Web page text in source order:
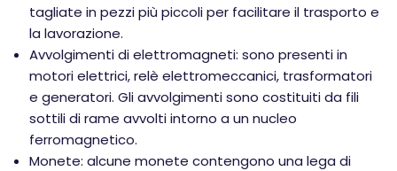
tagliate in pezzi più piccoli per facilitare il trasporto e
la lavorazione.
Avvolgimenti di elettromagneti: sono presenti in
motori elettrici, relè elettromeccanici, trasformatori
e generatori. Gli avvolgimenti sono costituiti da fili
sottili di rame avvolti intorno a un nucleo
ferromagnetico.
Monete: alcune monete contengono una lega di